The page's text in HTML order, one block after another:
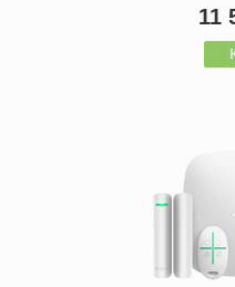
11